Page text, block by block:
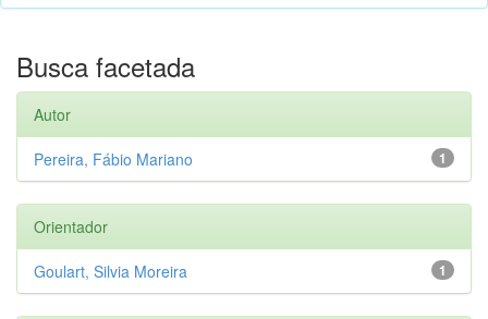
Busca facetada
Autor
1
Pereira, Fábio Mariano
Orientador
1
Goulart, Silvia Moreira